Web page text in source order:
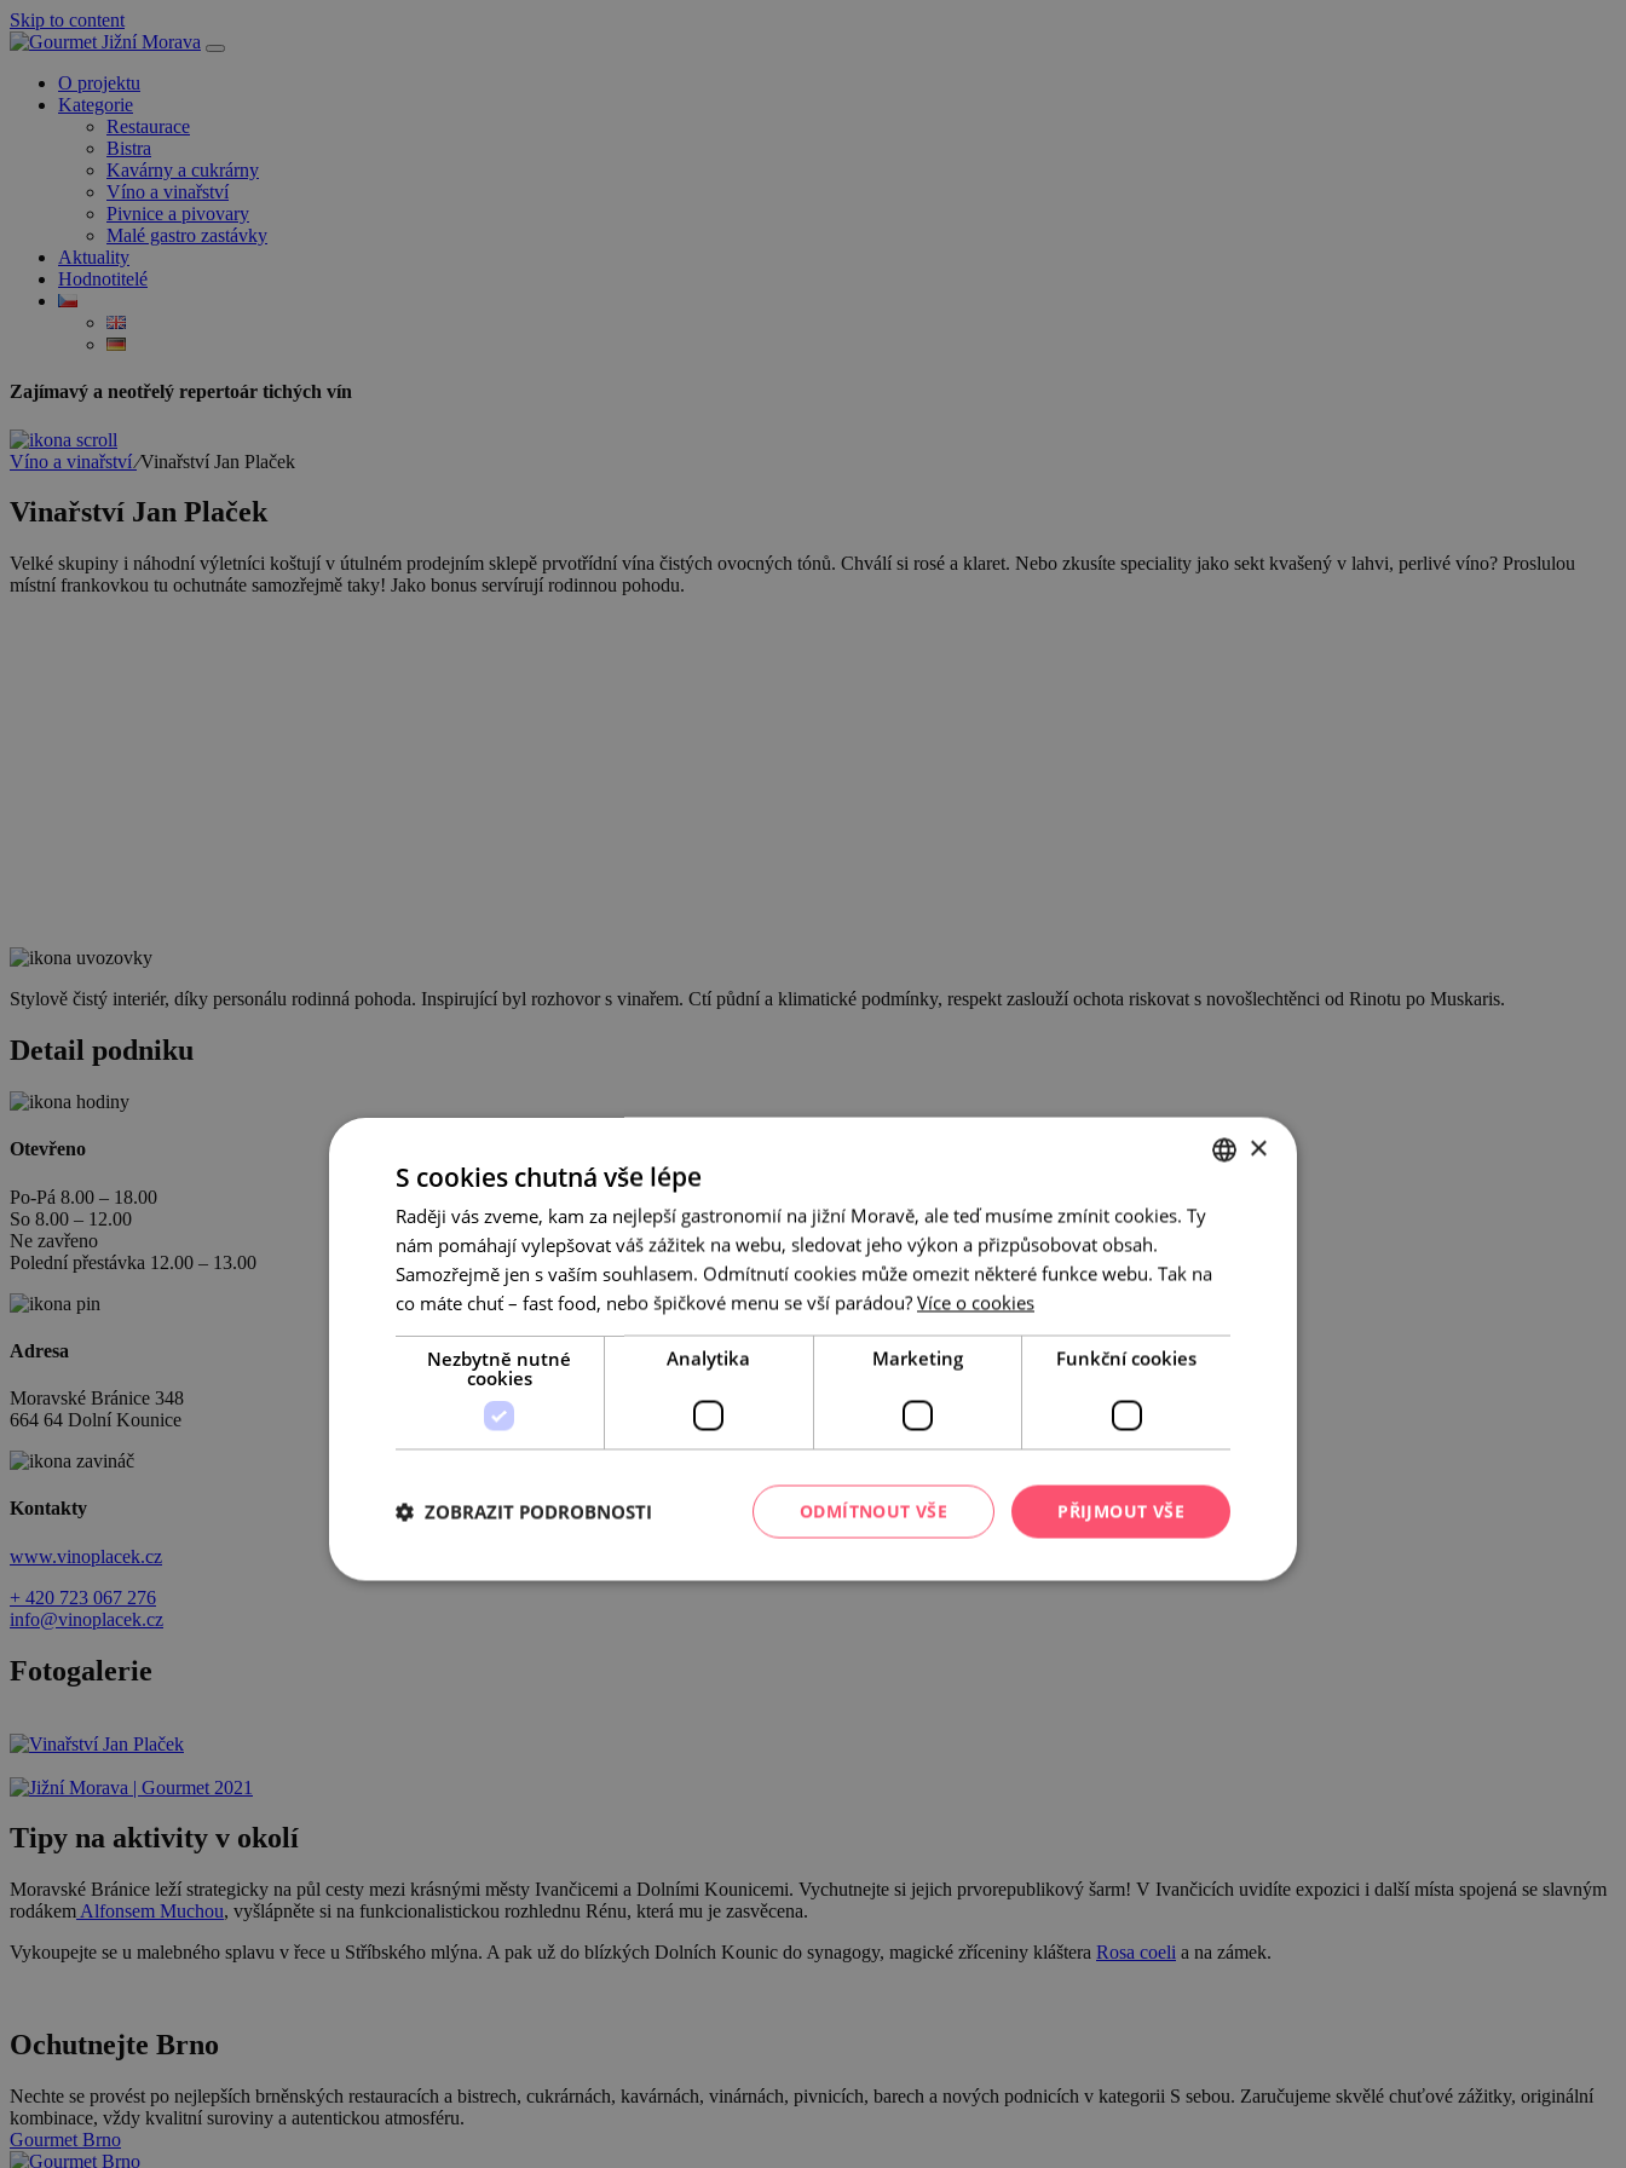
Skip to content
O projektu
Kategorie
Restaurace
Bistra
Kavárny a cukrárny
Víno a vinařství
Pivnice a pivovary
Malé gastro zastávky
Aktuality
Hodnotitelé
Zajímavý a neotřelý repertoár tichých vín
Víno a vinařství⁄Vinařství Jan Plaček
Vinařství Jan Plaček
Velké skupiny i náhodní výletníci koštují v útulném prodejním sklepě prvotřídní vína čistých ovocných tónů. Chválí si rosé a klaret. Nebo zkusíte speciality jako sekt kvašený v lahvi, perlivé víno? Proslulou
místní frankovkou tu ochutnáte samozřejmě taky! Jako bonus servírují rodinnou pohodu.
Stylově čistý interiér, díky personálu rodinná pohoda. Inspirující byl rozhovor s vinařem. Ctí půdní a klimatické podmínky, respekt zaslouží ochota riskovat s novošlechtěnci od Rinotu po Muskaris.
Detail podniku
Otevřeno
Po-Pá 8.00 – 18.00
So 8.00 – 12.00
Ne zavřeno
Polední přestávka 12.00 – 13.00
Adresa
Moravské Bránice 348
664 64 Dolní Kounice
Kontakty
www.vinoplacek.cz
+ 420 723 067 276
info@vinoplacek.cz
Fotogalerie
Tipy na aktivity v okolí
Moravské Bránice leží strategicky na půl cesty mezi krásnými městy Ivančicemi a Dolními Kounicemi. Vychutnejte si jejich prvorepublikový šarm! V Ivančicích uvidíte expozici i další místa spojená se slavným
rodákem Alfonsem Muchou, vyšlápněte si na funkcionalistickou rozhlednu Rénu, která mu je zasvěcena.
Vykoupejte se u malebného splavu v řece u Stříbského mlýna. A pak už do blízkých Dolních Kounic do synagogy, magické zříceniny kláštera Rosa coeli a na zámek.
Ochutnejte Brno
Nechte se provést po nejlepších brněnských restauracích a bistrech, cukrárnách, kavárnách, vinárnách, pivnicích, barech a nových podnicích v kategorii S sebou. Zaručujeme skvělé chuťové zážitky, originální
kombinace, vždy kvalitní suroviny a autentickou atmosféru.
Gourmet Brno
CZECH
×
S cookies chutná vše lépe
Raději vás zveme, kam za nejlepší gastronomií na jižní Moravě, ale teď musíme zmínit cookies. Ty
nám pomáhají vylepšovat váš zážitek na webu, sledovat jeho výkon a přizpůsobovat obsah.
Samozřejmě jen s vaším souhlasem. Odmítnutí cookies může omezit některé funkce webu. Tak na
co máte chuť – fast food, nebo špičkové menu se vší parádou? Více o cookies
Nezbytně nutné
cookies
Analytika Marketing Funkční cookies
PŘIJMOUT VŠE
ODMÍTNOUT VŠE
ZOBRAZIT PODROBNOSTI